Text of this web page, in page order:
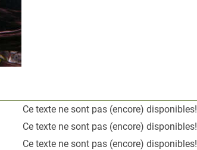
Ce texte ne sont pas (encore) disponibles!
Ce texte ne sont pas (encore) disponibles!
Ce texte ne sont pas (encore) disponibles!